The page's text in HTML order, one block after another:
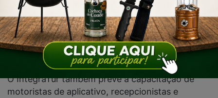
Nicoladelli, detalharam soluções como um
sistema regional de ciclovias, portais digitais e a
organização da oferta turística.
Futuro em rede
O IntegraTur também prevê a capacitação de
motoristas de aplicativo, recepcionistas e